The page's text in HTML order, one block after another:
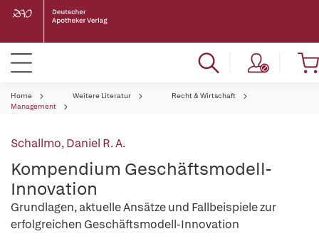
Home Weitere Literatur
Recht & Wirtschaft
Management
Schallmo, Daniel R. A.
Kompendium Geschäftsmodell-
Innovation
Grundlagen, aktuelle Ansätze und Fallbeispiele zur
erfolgreichen Geschäftsmodell-Innovation